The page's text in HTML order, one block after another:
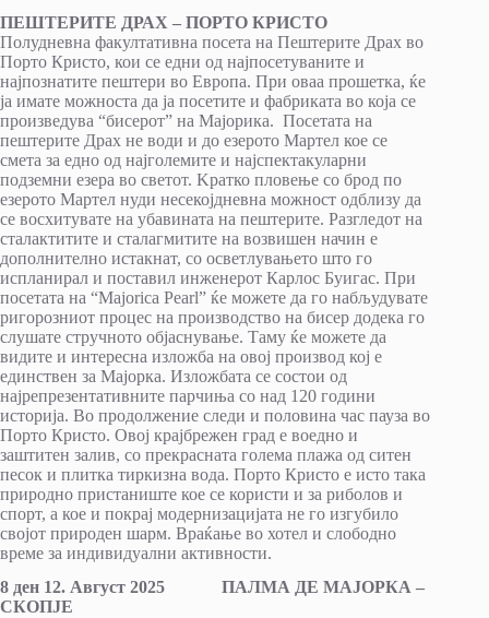
ПЕШТЕРИТЕ ДРАХ – ПОРТО КРИСТО
Полудневна факултативна посета на Пештерите Драх во
Порто Кристо, кои се едни од најпосетуваните и
најпознатите пештери во Европа. При оваа прошетка, ќе
ја имате можноста да ја посетите и фабриката во која се
произведува “бисерот” на Мајорика. Посетата на
пештерите Драх не води и до езерото Мартел кое се
смета за едно од најголемите и најспектакуларни
подземни езера во светот. Kратко пловење со брод по
езерото Мартел нуди несекојдневна можност одблизу да
се восхитувате на убавината на пештерите. Разгледот на
сталактитите и сталагмитите на возвишен начин е
дополнително истакнат, со осветлувањето што го
испланирал и поставил инженерот Карлос Буигас. При
посетата на “Majorica Pearl” ќе можете да го набљудувате
ригорозниот процес на производство на бисер додека го
слушате стручното објаснување. Таму ќе можете да
видите и интересна изложба на овој производ кој е
единствен за Мајорка. Изложбата се состои од
најрепрезентативните парчиња со над 120 години
историја. Во продолжение следи и половина час пауза во
Порто Кристо. Овој крајбрежен град е воедно и
заштитен залив, со прекрасната голема плажа од ситен
песок и плитка тиркизна вода. Порто Кристо е исто така
природно пристаниште кое се користи и за риболов и
спорт, а кое и покрај модернизацијата не го изгубило
својот природен шарм. Враќање во хотел и слободно
време за индивидуални активности.
8 ден 12. Август 2025 ПАЛМА ДЕ МАЈОРКА –
СКОПЈЕ